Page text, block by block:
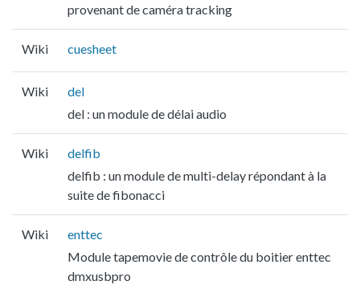
provenant de caméra tracking
Wiki cuesheet
Wiki
del
del : un module de délai audio
Wiki
delfib
delfib : un module de multi-delay répondant à la
suite de fibonacci
Wiki
enttec
Module tapemovie de contrôle du boitier enttec
dmxusbpro